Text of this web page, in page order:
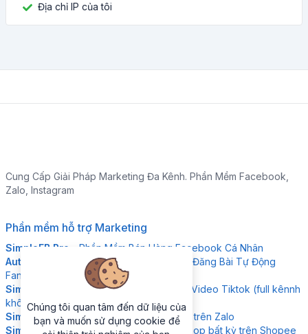
Địa chỉ IP của tôi
Cung Cấp Giải Pháp Marketing Đa Kênh. Phần Mềm Facebook,
Zalo, Instagram
Phần mềm hỗ trợ Marketing
SimpleFB Pro
- Phần Mềm Bán Hàng Facebook Cá Nhân
Auto Viral Content- Phần Mềm Đặt Lịch Đăng Bài Tự Động
Fanpage
Simple Tikdown
- Phần Mềm Download Video Tiktok (full kênnh
không logo)
Simple ZNS- Giải pháp gửi tin nhắn ZNS trên Zalo
Simple Research- Công cụ phân tích shop bất kỳ trên Shopee
Chúng tôi quan tâm đến dữ liệu của
bạn và muốn sử dụng cookie để